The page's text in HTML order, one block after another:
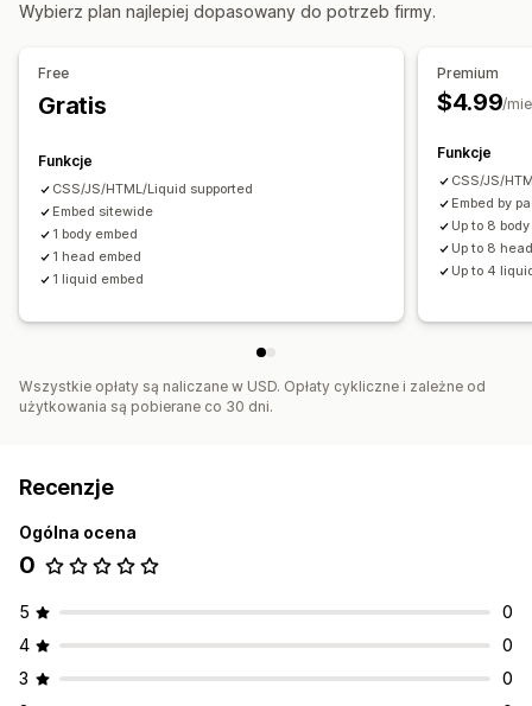
Wybierz plan najlepiej dopasowany do potrzeb firmy.
Free
Gratis
Funkcje
CSS/JS/HTML/Liquid supported
Embed sitewide
1 body embed
1 head embed
1 liquid embed
Premium
$4.99/
Funkcje
CSS/JS/
Embed by
Up to 8
Up to 8
Up to 4
Wszystkie opłaty są naliczane w USD. Opłaty cykliczne i zależne od
użytkowania są pobierane co 30 dni.
Recenzje
Ogólna ocena
0
5
0
4
0
3
0